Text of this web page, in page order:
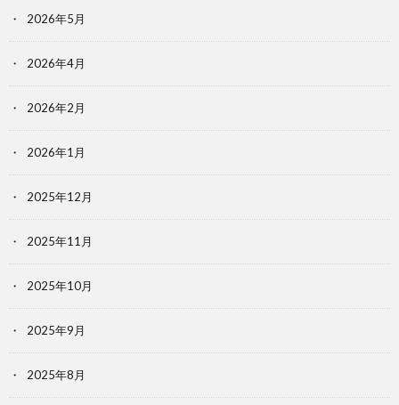
2026年5月
2026年4月
2026年2月
2026年1月
2025年12月
2025年11月
2025年10月
2025年9月
2025年8月